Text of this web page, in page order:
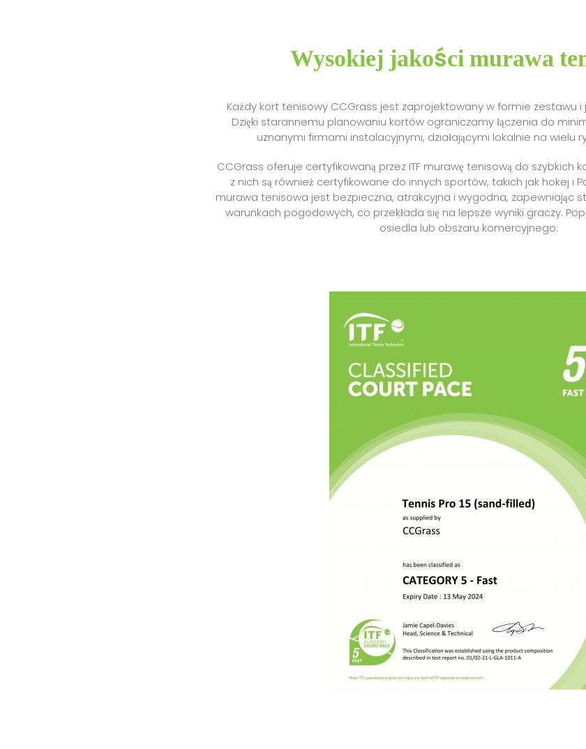
Wysokiej jakości murawa
Każdy kort tenisowy CCGrass jest zaprojektowany w formie zestawu
Dzięki starannemu planowaniu kortów ograniczamy łączenia do
uznanymi firmami instalacyjnymi, działającymi lokalnie na wielu
CCGrass oferuje certyfikowaną przez ITF murawę tenisową do szybkich
z nich są również certyfikowane do innych sportów, takich jak hokej i
murawa tenisowa jest bezpieczna, atrakcyjna i wygodna, zapewniając
warunkach pogodowych, co przekłada się na lepsze wyniki graczy.
osiedla lub obszaru komercyjnego.